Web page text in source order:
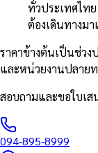
ทั่วประเทศไท
ต้องเดินทางมา
ราคาข้างต้นเป็นช่วง
และหน่วยงานปลายท
สอบถามและขอใบเ
094-895-8999